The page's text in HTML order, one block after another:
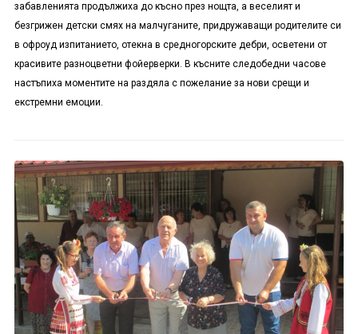
забавленията продължиха до късно през нощта, а веселият и
безгрижен детски смях на малчуганите, придружаващи родителите си
в офроуд изпитанието, отекна в средногорските дебри, осветени от
красивите разноцветни фойерверки. В късните следобедни часове
настъпиха моментите на раздяла с пожелание за нови срещи и
екстремни емоции.